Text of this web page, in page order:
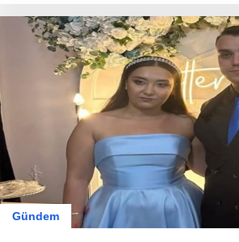
Gündem